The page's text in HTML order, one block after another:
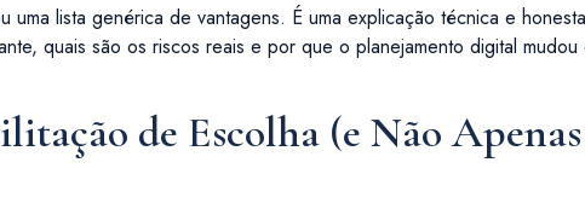
lista genérica de vantagens. É uma explicação técnica e
quais são os riscos reais e por que o planejamento digital mudou
de Escolha (e Não